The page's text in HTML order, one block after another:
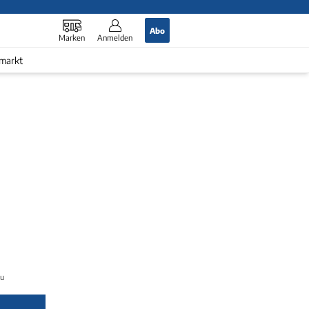
Marken Anmelden
Abo
2026